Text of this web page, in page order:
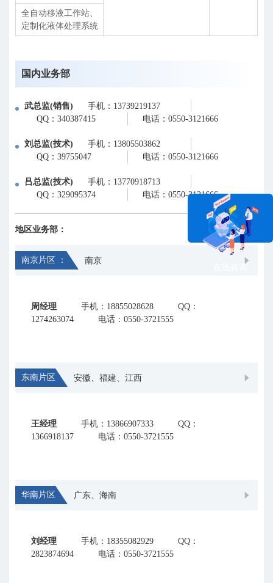
全自动移液工作站、
定制化液体处理系统
国内业务部
武总监(销售)
手机：13739219137
QQ：340387415
电话：0550-3121666
刘总监(技术)
手机：13805503862
QQ：39755047
电话：0550-3121666
吕总监(技术)
手机：13770918713
QQ：329095374
电话：0550-3121666
地区业务部：
南京片区 ： 南京
周经理 手机：18855028628
QQ：
1274263074
电话：0550-3721555
东南片区 安徽、福建、江西
王经理 手机：13866907333
QQ：
1366918137
电话：0550-3721555
华南片区 广东、海南
刘经理 手机：18355082929
QQ：
2823874694
电话：0550-3721555